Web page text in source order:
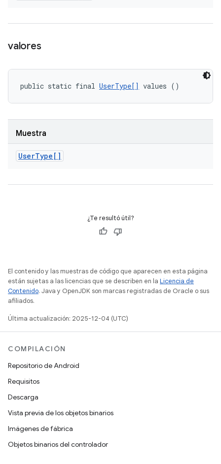
valores
public static final UserType[] values ()
Muestra
UserType[]
¿Te resultó útil?
El contenido y las muestras de código que aparecen en esta página
están sujetas a las licencias que se describen en la Licencia de
Contenido. Java y OpenJDK son marcas registradas de Oracle o sus
afiliados.
Última actualización: 2025-12-04 (UTC)
COMPILACIÓN
Repositorio de Android
Requisitos
Descarga
Vista previa de los objetos binarios
Imágenes de fábrica
Objetos binarios del controlador